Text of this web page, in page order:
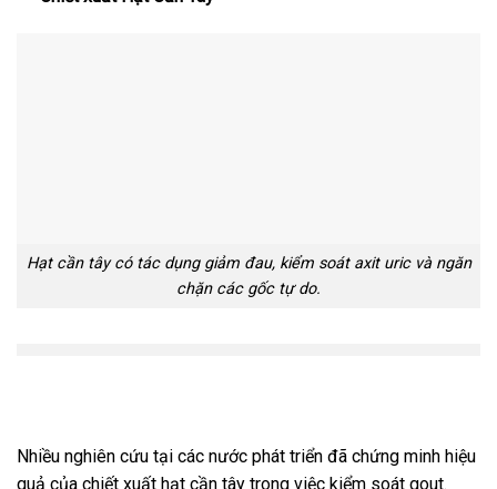
Hạt cần tây có tác dụng giảm đau, kiểm soát axit uric và ngăn
chặn các gốc tự do.
Nhiều nghiên cứu tại các nước phát triển đã chứng minh hiệu
quả của chiết xuất hạt cần tây trong việc kiểm soát gout.